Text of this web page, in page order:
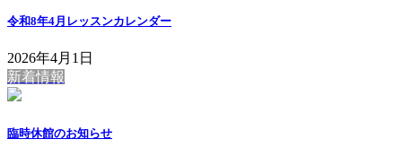
令和8年4月レッスンカレンダー
2026年4月1日
新着情報
臨時休館のお知らせ